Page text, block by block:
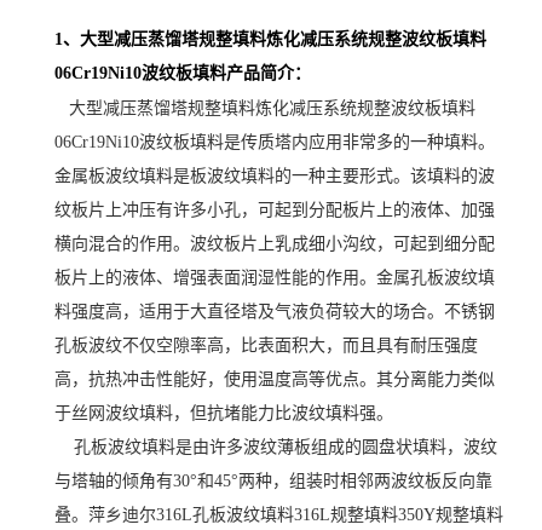
1、大型减压蒸馏塔规整填料炼化减压系统规整波纹板填料
06Cr19Ni10波纹板填料产品简介：
大型减压蒸馏塔规整填料炼化减压系统规整波纹板填料
06Cr19Ni10波纹板填料是传质塔内应用非常多的一种填料。
金属板波纹填料是板波纹填料的一种主要形式。该填料的波
纹板片上冲压有许多小孔，可起到分配板片上的液体、加强
横向混合的作用。波纹板片上乳成细小沟纹，可起到细分配
板片上的液体、增强表面润湿性能的作用。金属孔板波纹填
料强度高，适用于大直径塔及气液负荷较大的场合。 不锈钢
孔板波纹不仅空隙率高，比表面积大，而且具有耐压强度
高，抗热冲击性能好，使用温度高等优点。其分离能力类似
于丝网波纹填料，但抗堵能力比波纹填料强。
孔板波纹填料是由许多波纹薄板组成的圆盘状填料，波纹
与塔轴的倾角有30°和45°两种，组装时相邻两波纹板反向靠
叠。萍乡迪尔316L孔板波纹填料316L规整填料350Y规整填料